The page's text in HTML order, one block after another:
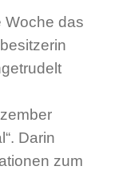
Woche das
Darin
zum